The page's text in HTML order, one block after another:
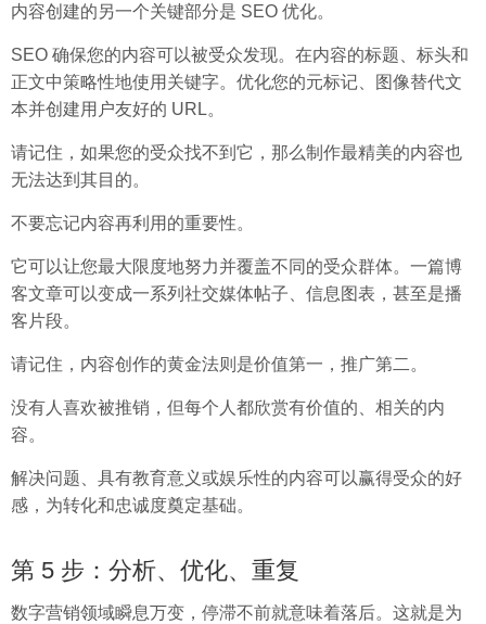
内容创建的另一个关键部分是 SEO 优化。
SEO 确保您的内容可以被受众发现。在内容的标题、标头和
正文中策略性地使用关键字。优化您的元标记、图像替代文
本并创建用户友好的 URL。
请记住，如果您的受众找不到它，那么制作最精美的内容也
无法达到其目的。
不要忘记内容再利用的重要性。
它可以让您最大限度地努力并覆盖不同的受众群体。一篇博
客文章可以变成一系列社交媒体帖子、信息图表，甚至是播
客片段。
请记住，内容创作的黄金法则是价值第一，推广第二。
没有人喜欢被推销，但每个人都欣赏有价值的、相关的内
容。
解决问题、具有教育意义或娱乐性的内容可以赢得受众的好
感，为转化和忠诚度奠定基础。
第 5 步：分析、优化、重复
数字营销领域瞬息万变，停滞不前就意味着落后。这就是为